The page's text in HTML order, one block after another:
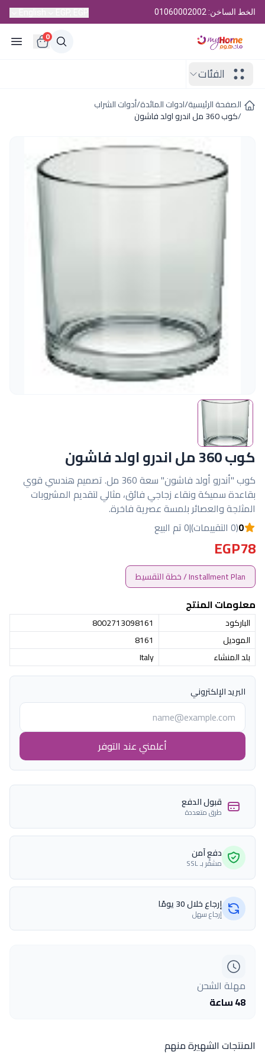
الخط الساخن: 01060002002
0
الفئات
الصفحة الرئيسية/ادوات المائدة/أدوات الشراب
/كوب 360 مل اندرو اولد فاشون
كوب 360 مل اندرو اولد فاشون
كوب "أندرو أولد فاشون" سعة 360 مل. تصميم هندسي قوي
بقاعدة سميكة ونقاء زجاجي فائق، مثالي لتقديم المشروبات
المثلجة والعصائر بلمسة عصرية فاخرة.
0(0 التقييمات) |0 تم البيع
EGP78
Installment Plan / خطة التقسيط
معلومات المنتج
الباركود
8002713098161
الموديل
8161
بلد المنشاء
Italy
البريد الإلكتروني
أعلمني عند التوفر
قبول الدفع
طرق متعددة
دفع آمن
مشفّر بـ SSL
إرجاع خلال 30 يومًا
إرجاع سهل
مهلة الشحن
48 ساعة
المنتجات الشهيرة منهم